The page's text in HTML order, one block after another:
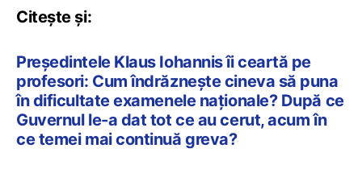
Citește și:
Președintele Klaus Iohannis îi ceartă pe
profesori: Cum îndrăznește cineva să puna
în dificultate examenele naționale? După ce
Guvernul le-a dat tot ce au cerut, acum în
ce temei mai continuă greva?